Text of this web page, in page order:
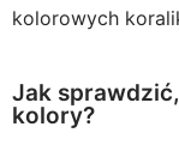
kolorowych
Jak
kolory?